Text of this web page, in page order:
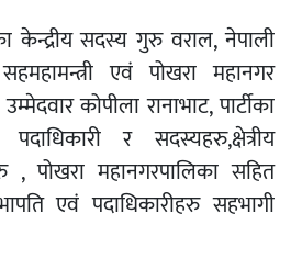
केन्द्रीय सदस्य गुरु वराल, नेपाली
एवं पोखरा महानगर
कोपीला रानाभाट, पार्टीका
र सदस्यहरु,क्षेत्रीय
, पोखरा महानगरपालिका सहित
एवं पदाधिकारीहरु सहभागी